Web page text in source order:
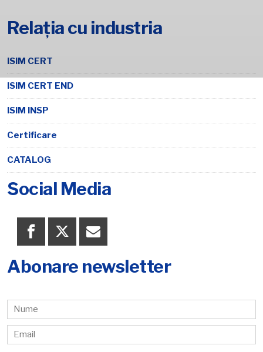
Relația cu industria
ISIM CERT
ISIM CERT END
ISIM INSP
Certificare
CATALOG
Social Media
Abonare newsletter